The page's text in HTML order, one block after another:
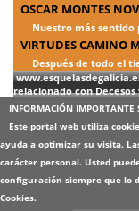
OSCAR MONTES
Nuestro más sentido
VIRTUDES CAMINO
Después de todo el
relacionado con Decesos
INFORMACIÓN IMPORTANTE
Este portal web utiliza
ayuda a optimizar su visita.
carácter personal. Usted
configuración siempre que lo
Cookies.